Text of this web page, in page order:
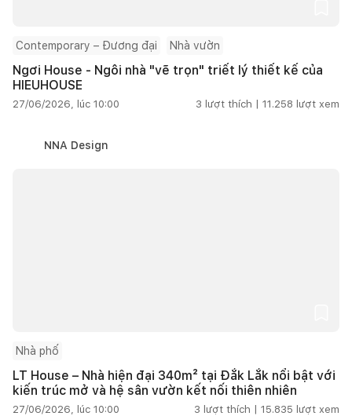
Contemporary – Đương đại Nhà vườn
Ngơi House - Ngôi nhà "vẽ trọn" triết lý thiết kế của
HIEUHOUSE
27/06/2026, lúc 10:00 3 lượt thích | 11.258 lượt xem
NNA Design
Nhà phố
LT House – Nhà hiện đại 340m² tại Đắk Lắk nổi bật với
kiến trúc mở và hệ sân vườn kết nối thiên nhiên
27/06/2026, lúc 10:00 3 lượt thích | 15.835 lượt xem